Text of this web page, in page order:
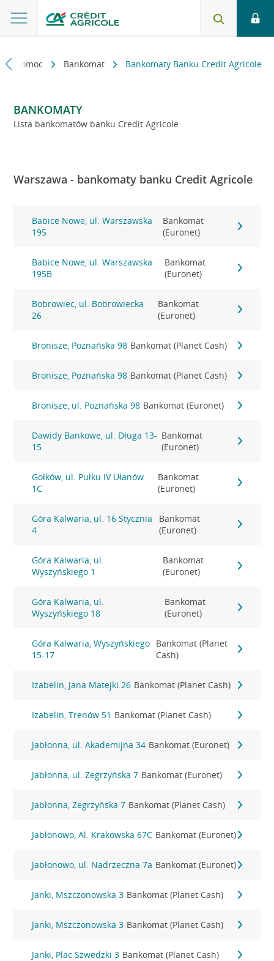
i pomoc Bankomat Bankomaty Banku Credit Agricole
BANKOMATY
Lista bankomatów banku Credit Agricole
Warszawa - bankomaty banku Credit Agricole
Babice Nowe, ul. Warszawska
195
Bankomat
(Euronet)
Babice Nowe, ul. Warszawska
195B
Bankomat
(Euronet)
Bobrowiec, ul. Bobrowiecka
26
Bankomat
(Euronet)
Bronisze, Poznańska 98 Bankomat (Planet Cash)
Bronisze, Poznańska 98 Bankomat (Planet Cash)
Bronisze, ul. Poznańska 98 Bankomat (Euronet)
Dawidy Bankowe, ul. Długa 13-
15
Bankomat
(Euronet)
Gołków, ul. Pułku IV Ułanów
1C
Bankomat
(Euronet)
Góra Kalwaria, ul. 16 Stycznia
4
Bankomat
(Euronet)
Góra Kalwaria, ul.
Wyszyńskiego 1
Bankomat
(Euronet)
Góra Kalwaria, ul.
Wyszyńskiego 18
Bankomat
(Euronet)
Góra Kalwaria, Wyszyńskiego
15-17
Bankomat (Planet
Cash)
Izabelin, Jana Matejki 26 Bankomat (Planet Cash)
Izabelin, Trenów 51 Bankomat (Planet Cash)
Jabłonna, ul. Akademijna 34 Bankomat (Euronet)
Jabłonna, ul. Zegrzyńska 7 Bankomat (Euronet)
Jabłonna, Zegrzyńska 7 Bankomat (Planet Cash)
Jabłonowo, Al. Krakowska 67C Bankomat (Euronet)
Jabłonowo, ul. Nadrzeczna 7a Bankomat (Euronet)
Janki, Mszczonowska 3 Bankomat (Planet Cash)
Janki, Mszczonowska 3 Bankomat (Planet Cash)
Janki, Plac Szwedzki 3 Bankomat (Planet Cash)